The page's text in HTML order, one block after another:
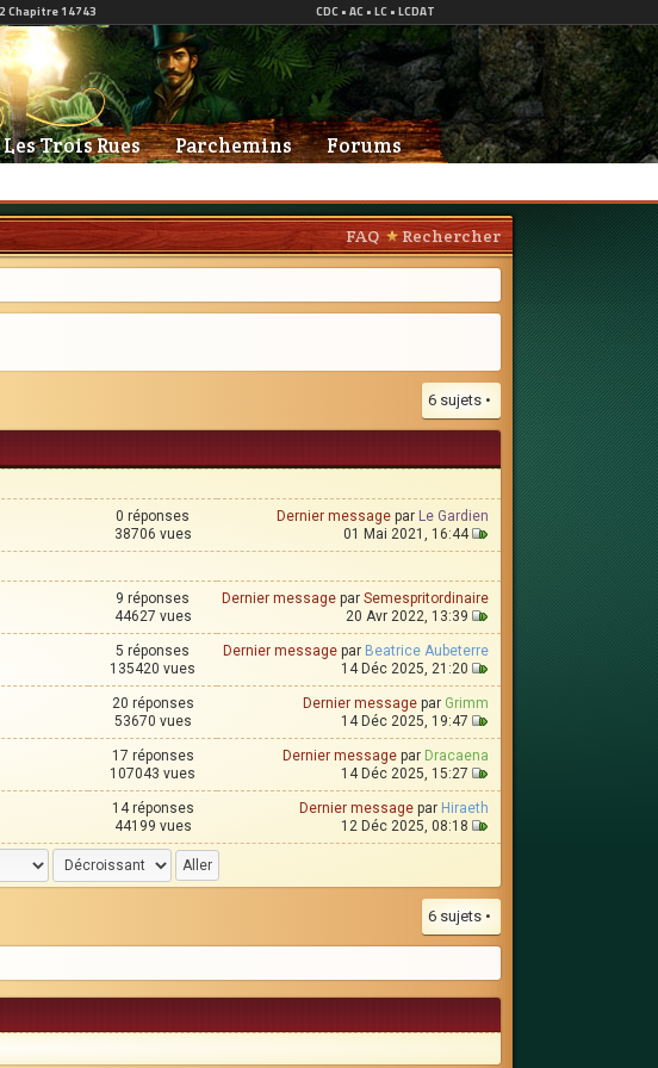
Les Trois Rues Parchemins Forums
FAQ Rechercher
6 sujets •
0 réponses
38706 vues
Dernier message par Le Gardien
01 Mai 2021, 16:44
9 réponses
44627 vues
Dernier message par Semespritordinaire
20 Avr 2022, 13:39
5 réponses
135420 vues
Dernier message par Beatrice Aubeterre
14 Déc 2025, 21:20
20 réponses
53670 vues
Dernier message par Grimm
14 Déc 2025, 19:47
17 réponses
107043 vues
Dernier message par Dracaena
14 Déc 2025, 15:27
14 réponses
44199 vues
Dernier message par Hiraeth
12 Déc 2025, 08:18
6 sujets •